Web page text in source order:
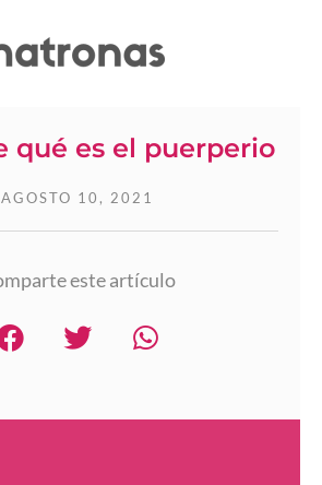
qué es el puerperio
AGOSTO 10, 2021
este artículo